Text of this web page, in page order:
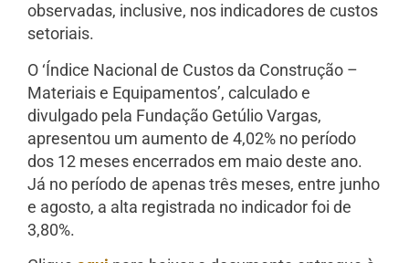
observadas, inclusive, nos indicadores de custos
setoriais.
O ‘Índice Nacional de Custos da Construção –
Materiais e Equipamentos’, calculado e
divulgado pela Fundação Getúlio Vargas,
apresentou um aumento de 4,02% no período
dos 12 meses encerrados em maio deste ano.
Já no período de apenas três meses, entre junho
e agosto, a alta registrada no indicador foi de
3,80%.